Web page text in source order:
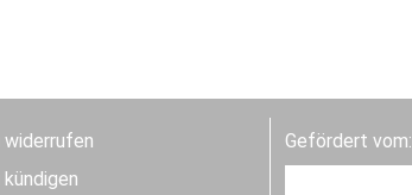
Gefördert vom: